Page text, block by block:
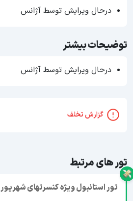
درحال ویرایش توسط آژانس
توضیحات بیشتر
درحال ویرایش توسط آژانس
گزارش تخلف
تور های مرتبط
تور استانبول ویژه کنسرتهای شهریور